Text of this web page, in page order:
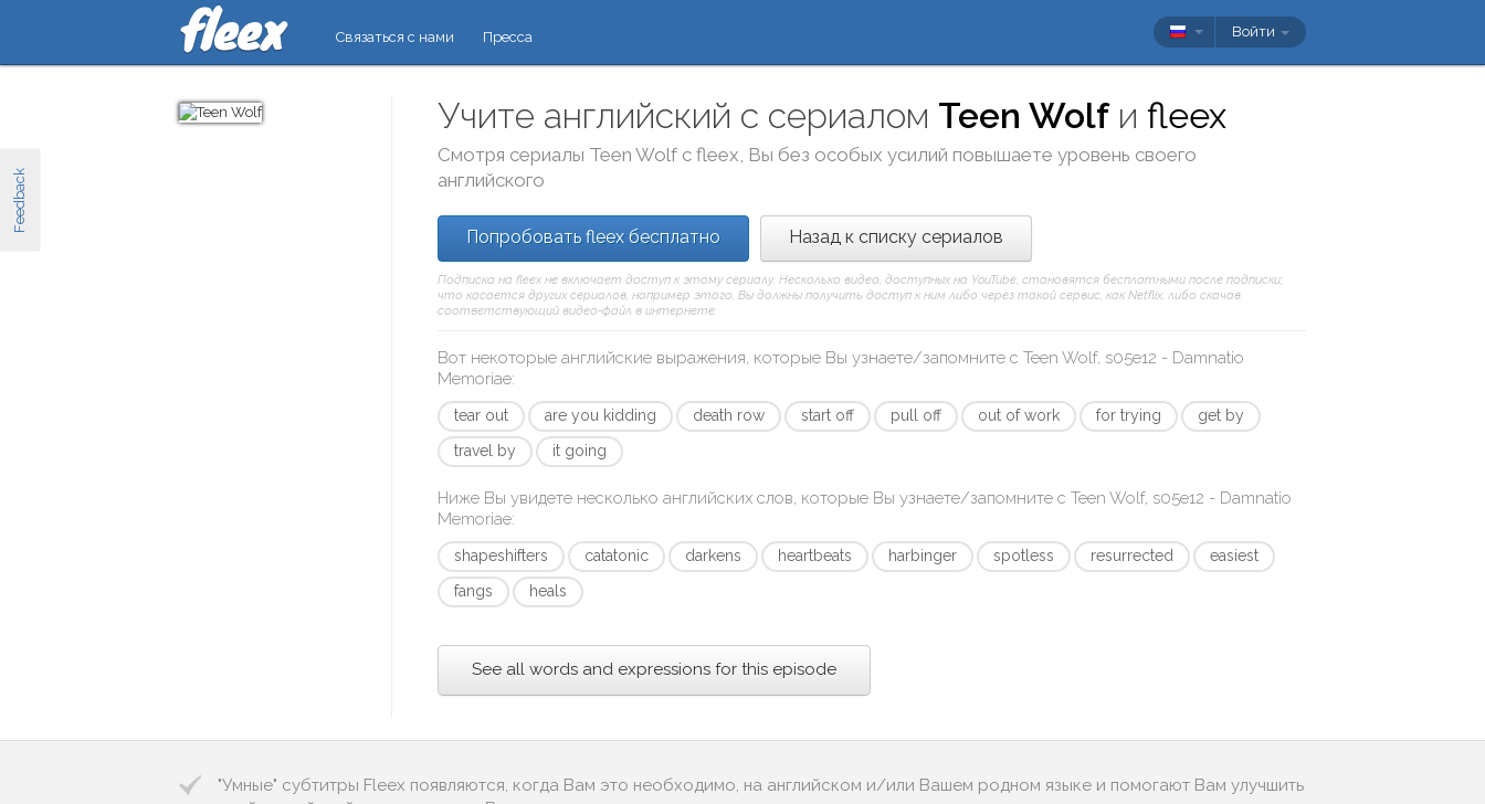
Feedback
Связаться с нами Пресса Войти
Учите английский с сериалом Teen Wolfи fleex
Смотря сериалы Teen Wolfс fleex, Вы без особых усилий повышаете уровень своего
английского
Попробовать fleex бесплатно Назад к списку сериалов
Подписка на fleex не включает доступ к этому сериалу. Несколько видео, доступных на YouTube, становятся бесплатными после подписки;
что касается других сериалов, например этого, Вы должны получить доступ к ним либо через такой сервис, как Netflix, либо скачав
соответствующий видео-файл в интернете.
Вот некоторые английские выражения, которые Вы узнаете/запомните с Teen Wolf, s05e12 - Damnatio
Memoriae:
tear out are you kidding death row start off pull off out of work for trying
get by
travel by
it going
Ниже Вы увидете несколько английских слов, которые Вы узнаете/запомните с Teen Wolf, s05e12 - Damnatio
Memoriae:
shapeshifters catatonic darkens heartbeats harbinger spotless resurrected
easiest
fangs
heals
See all words and expressions for this episode
"Умные" субтитры Fleex появляются, когда Вам это необходимо, на английском и/или Вашем родном языке и помогают Вам улучшить